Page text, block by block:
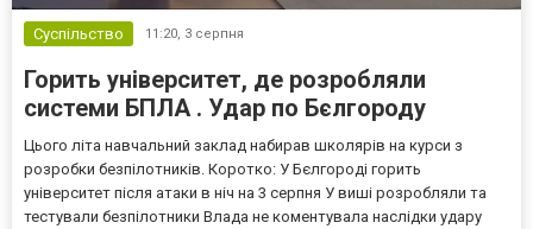
Суспільство 11:20, 3 серпня
Горить університет, де розробляли
системи БПЛА . Удар по Бєлгороду
Цього літа навчальний заклад набирав школярів на курси з
розробки безпілотників. Коротко: У Бєлгороді горить
університет після атаки в ніч на 3 серпня У виші розробляли та
тестували безпілотники Влада не коментувала наслідки удару